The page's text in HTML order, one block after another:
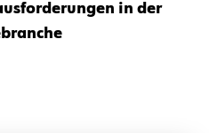
in der